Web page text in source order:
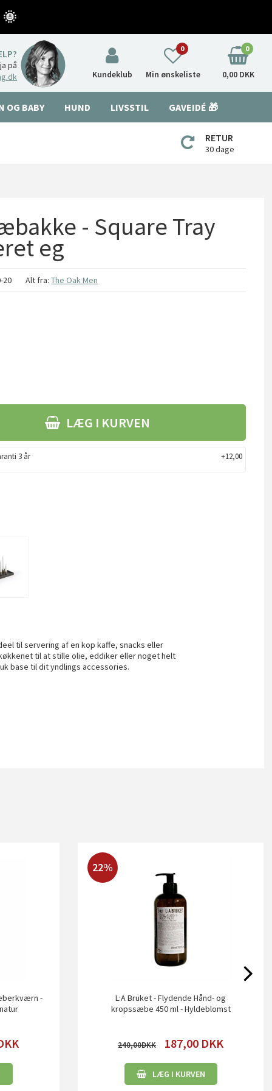
på
Kundeklub Min ønskeliste
0 0
0,00 DKK
OG BABY HUND LIVSSTIL GAVEIDÉ 🎁
RETUR
30 dage
- Square Tray
eg
20 Alt fra:The Oak Men
LÆG I KURVEN
3 år +12,00
til servering af en kop kaffe, snacks eller
til at stille olie, eddiker eller noget helt
base til dit yndlings accessories.
-
22%
L:A Bruket - Flydende Hånd- og
kropssæbe 450 ml - Hyldeblomst
240,00 187,00 DKK
LÆG I KURVEN